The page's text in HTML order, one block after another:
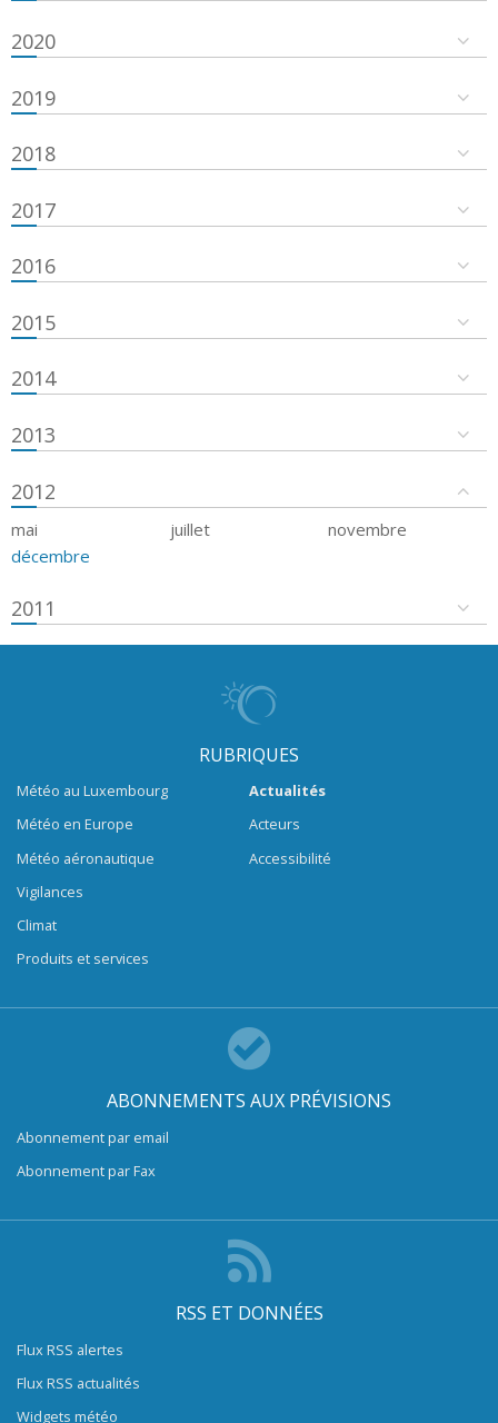
2020
2019
2018
2017
2016
2015
2014
2013
2012
mai juillet
novembre
décembre
2011
RUBRIQUES
Météo au Luxembourg
Météo en Europe
Météo aéronautique
Vigilances
Climat
Produits et services
Actualités
Acteurs
Accessibilité
ABONNEMENTS AUX PRÉVISIONS
Abonnement par email
Abonnement par Fax
RSS ET DONNÉES
Flux RSS alertes
Flux RSS actualités
Widgets météo